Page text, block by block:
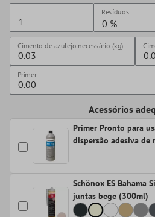
Resíduos
Cimento de azulejo necessário (kg)
Primer
Acessórios
Primer Pronto para
dispersão adesiva de
Schönox ES Bahama
juntas bege (300ml)